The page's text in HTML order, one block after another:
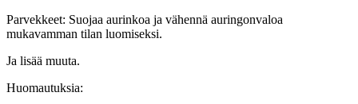
Parvekkeet: Suojaa aurinkoa ja vähennä auringonvaloa
mukavamman tilan luomiseksi.
Ja lisää muuta.
Huomautuksia: